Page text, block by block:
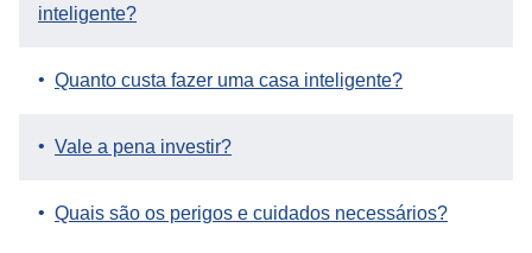
inteligente?
Quanto custa fazer uma casa inteligente?
Vale a pena investir?
Quais são os perigos e cuidados necessários?